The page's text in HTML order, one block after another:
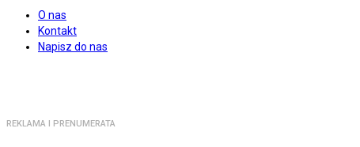
O nas
Kontakt
Napisz do nas
REKLAMA I PRENUMERATA